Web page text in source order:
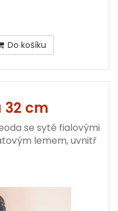
Do košíku
cm
se sytě fialovými
lemem, uvnitř